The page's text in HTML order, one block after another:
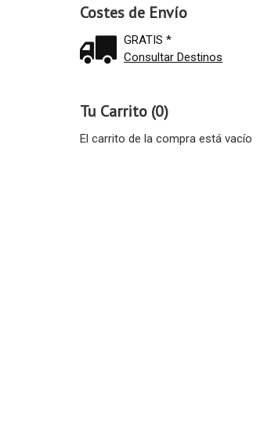
Costes de Envío
GRATIS *
Consultar Destinos
Tu Carrito (0)
El carrito de la compra está vacío